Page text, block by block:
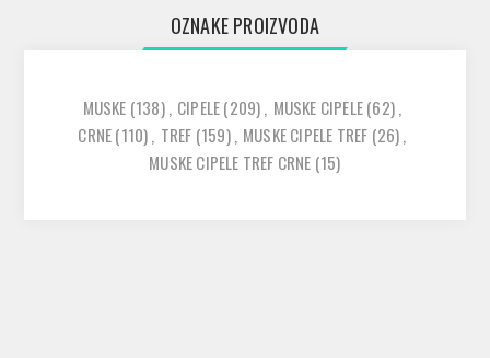
OZNAKE PROIZVODA
MUSKE (138), CIPELE(209), MUSKE CIPELE(62),
CRNE(110), TREF (159), MUSKE CIPELE TREF (26),
MUSKE CIPELE TREF CRNE (15)